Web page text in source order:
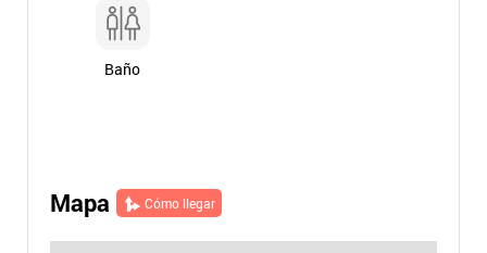
Baño
Mapa Cómo llegar